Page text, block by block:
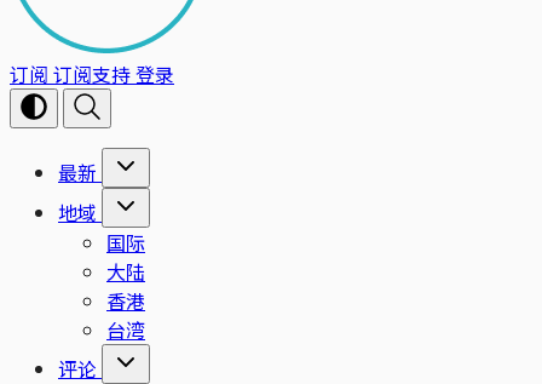
订阅 订阅支持登录
最新
地域
国际
大陆
香港
台湾
评论